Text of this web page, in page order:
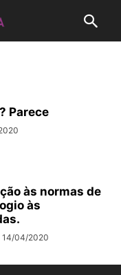
Parece
às normas de
às
14/04/2020